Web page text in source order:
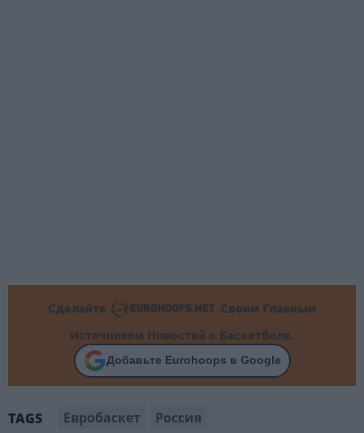
Сделайте
Своим Главным
Источником Новостей о Баскетболе.
Добавьте Eurohoops в Google
TAGS Евробаскет Россия